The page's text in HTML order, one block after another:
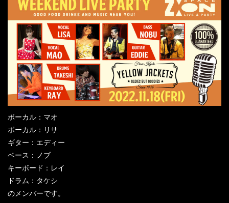
ボーカル：マオ
ボーカル：リサ
ギター：エディー
ベース：ノブ
キーボード：レイ
ドラム：タケシ
のメンバーです。